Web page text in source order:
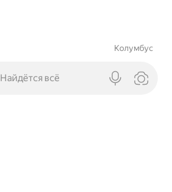
Колумбус
Найдётся всё